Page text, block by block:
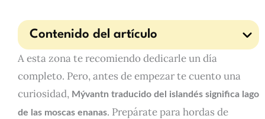
Contenido del artículo
A esta zona te recomiendo dedicarle un día
completo. Pero, antes de empezar te cuento una
curiosidad, Mývantn traducido del islandés significa lago
de las moscas enanas. Prepárate para hordas de